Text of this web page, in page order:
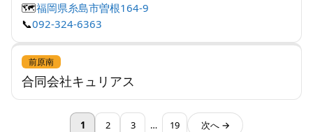
🗺️福岡県糸島市曽根164-9
📞092-324-6363
前原南
合同会社キュリアス
1 2 3 … 19 次へ →